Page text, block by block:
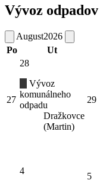
Vývoz odpadov
August2026
Po
Ut
27
28
Vývoz
komunálneho
odpadu
Dražkovce
(Martin)
29
4
5